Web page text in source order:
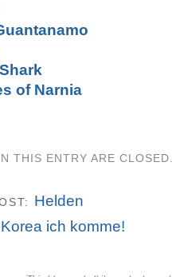
of Narnia
THIS ENTRY ARE
Helden
Korea ich komme!